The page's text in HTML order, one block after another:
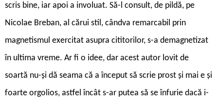
scris bine, iar apoi a involuat. Să-l consult, de pildă, pe
Nicolae Breban, al cărui stil, cândva remarcabil prin
magnetismul exercitat asupra cititorilor, s-a demagnetizat
în ultima vreme. Ar fi o idee, dar acest autor lovit de
soartă nu-și dă seama că a început să scrie prost și mai e și
foarte orgolios, astfel încât s-ar putea să se înfurie dacă i-